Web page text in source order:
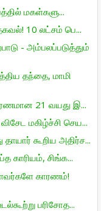
மகள்களு...
10 லட்சம் பெ...
- அம்பலப்படுத்தும்
தந்தை, மாமி
21 வயது இ...
மகிழ்ச்சி செய...
கூறிய அதிர்ச...
காரியம், சிங்க...
காரணம்!
பரிசோத...